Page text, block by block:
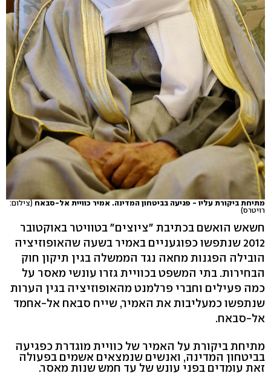
מתיחת ביקורת עליו - פגיעה בביטחון המדינה. אמיר כוויית אל-סבאח (צילום:
רויטרס)
חשאש הואשם בכתיבת "ציוצים" בטוויטר באוקטובר
2012 שנתפשו כפוגעניים באמיר בשעה שהאופוזיציה
הובילה הפגנות מחאה נגד הממשלה בגין תיקון חוק
הבחירות. בתי המשפט בכוויית גזרו עונשי מאסר על
כמה פעילים וחברי פרלמנט מהאופוזיציה בגין הערות
שנתפשו כמעליבות את האמיר, שייח סבאח אל-אחמד
אל-סבאח.
מתיחת ביקורת על האמיר של כוויית מוגדרת כפגיעה
בביטחון המדינה, ואנשים שנמצאים אשמים בפעולה
זאת עומדים בפני עונש של עד חמש שנות מאסר.